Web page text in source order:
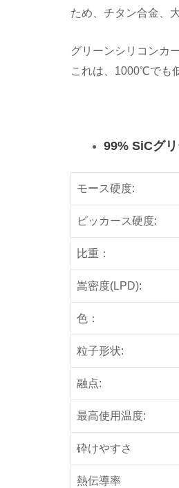
ため、チタン合金、
グリーンシリコンカ
これは、1000℃でも
99% SiCグ
モース硬度:
ビッカース硬度:
比重：
嵩密度(LPD):
色：
粒子形状:
融点:
最高使用温度:
砕けやすさ
熱伝導率